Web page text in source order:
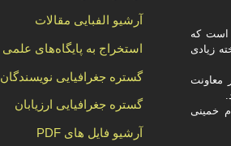
آرشیو الفبایی مقالات
استخراج به پایگاه‌های علمی
گستره جغرافیایی نویسندگان
گستره جغرافیایی ارزیابان
آرشیو فایل های PDF
است که
زیادی
معاونت
خمینی